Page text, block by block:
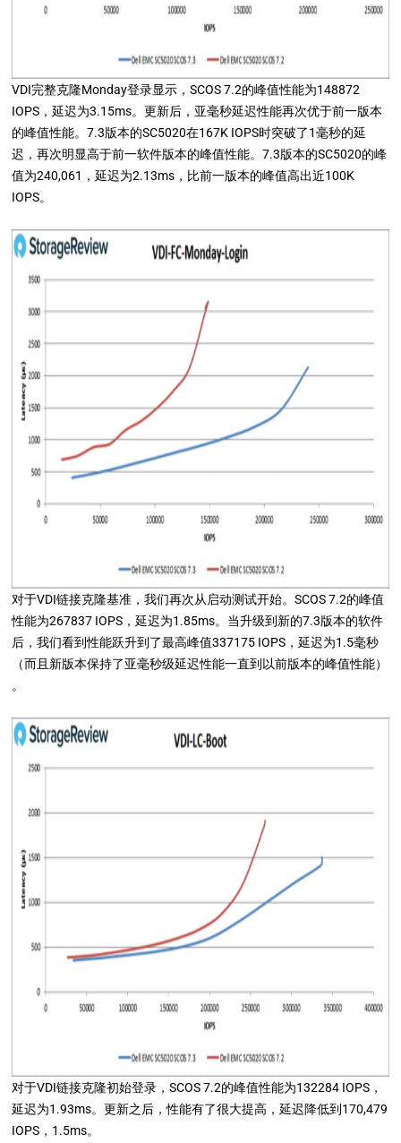
VDI完整克隆Monday登录显示，SCOS 7.2的峰值性能为148872
IOPS，延迟为3.15ms。更新后，亚毫秒延迟性能再次优于前一版本
的峰值性能。7.3版本的SC5020在167K IOPS时突破了1毫秒的延
迟，再次明显高于前一软件版本的峰值性能。7.3版本的SC5020的峰
值为240,061，延迟为2.13ms，比前一版本的峰值高出近100K
IOPS。
对于VDI链接克隆基准，我们再次从启动测试开始。SCOS 7.2的峰值
性能为267837 IOPS，延迟为1.85ms。当升级到新的7.3版本的软件
后，我们看到性能跃升到了最高峰值337175 IOPS，延迟为1.5毫秒
（而且新版本保持了亚毫秒级延迟性能一直到以前版本的峰值性能）
。
对于VDI链接克隆初始登录，SCOS 7.2的峰值性能为132284 IOPS，
延迟为1.93ms。更新之后，性能有了很大提高，延迟降低到170,479
IOPS，1.5ms。